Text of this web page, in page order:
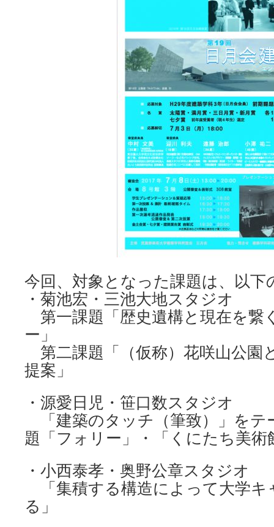
今回、対象となった課題は、以下
・菊池宏・三池大地スタジオ
第一課題「歴史遺構と現在を繋
ー」
第二課題「（仮称）花咲山公園
提案」
・源愛日児・笹口数スタジオ
「建築のタッチ（筆致）」をテ
題「フォリー」・「くにたち美術
・小西泰孝・奥野公章スタジオ
「集積する構造によって大学キ
る」